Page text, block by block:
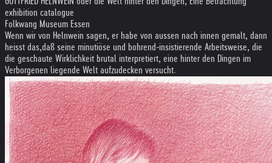
exhibition catalogue
Folkwang Museum Essen
Wenn wir von Helnwein sagen, er habe von aussen nach innen gemalt, dann
heisst das,daß seine minutiöse und bohrend-insistierende Arbeitsweise, die
die geschaute Wirklichkeit brutal interpretiert, eine hinter den Dingen im
Verborgenen liegende Welt aufzudecken versucht.